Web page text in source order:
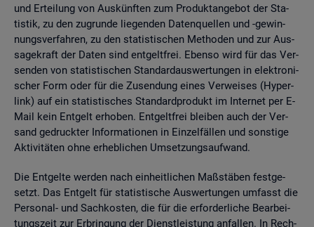
und Er­tei­lung von Aus­künf­ten zum Pro­dukt­an­ge­bot der Sta­
tis­tik, zu den zu­grun­de lie­gen­den Da­ten­quel­len und -ge­win­
nungs­ver­fah­ren, zu den sta­tis­ti­schen Me­tho­den und zur Aus­
sa­ge­kraft der Daten sind ent­gelt­frei. Eben­so wird für das Ver­
sen­den von sta­tis­ti­schen Stan­dard­aus­wer­tun­gen in elek­tro­ni­
scher Form oder für die Zu­sen­dung eines Ver­wei­ses (Hy­per­
link) auf ein sta­tis­ti­sches Stan­dard­pro­dukt im In­ter­net per E-
Mail kein Ent­gelt er­ho­ben. Ent­gelt­frei blei­ben auch der Ver­
sand ge­druck­ter In­for­ma­tio­nen in Ein­zel­fäl­len und sons­ti­ge
Ak­ti­vi­tä­ten ohne er­heb­li­chen Um­set­zungs­auf­wand.
Die Ent­gel­te wer­den nach ein­heit­li­chen Maß­stä­ben fest­ge­
setzt. Das Ent­gelt für sta­tis­ti­sche Aus­wer­tun­gen um­fasst die
Per­so­nal- und Sach­kos­ten, die für die er­for­der­li­che Be­ar­bei­
tungs­zeit zur Er­brin­gung der Dienst­leis­tung an­fal­len. In Rech­